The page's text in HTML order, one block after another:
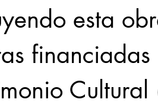
esta